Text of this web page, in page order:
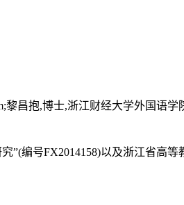
昌抱,博士,浙江财经大学外国语
编号FX2014158)以及浙江省高